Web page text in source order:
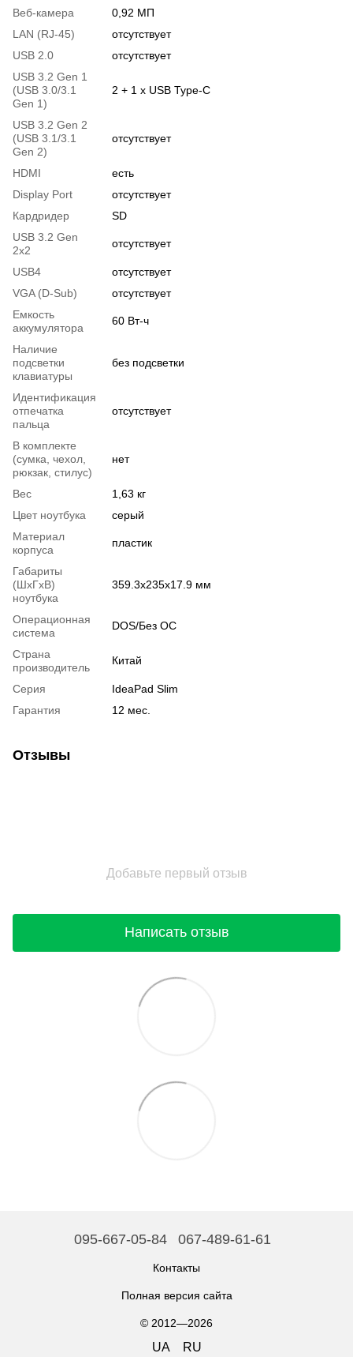
Веб-камера
0,92 МП
LAN (RJ-45)
отсутствует
USB 2.0
отсутствует
USB 3.2 Gen 1
(USB 3.0/3.1
Gen 1)
2 + 1 x USB Type-C
USB 3.2 Gen 2
(USB 3.1/3.1
Gen 2)
отсутствует
HDMI
есть
Display Port
отсутствует
Кардридер
SD
USB 3.2 Gen
2x2
отсутствует
USB4
отсутствует
VGA (D-Sub)
отсутствует
Емкость
аккумулятора
60 Вт-ч
Наличие
подсветки
клавиатуры
без подсветки
Идентификация
отпечатка
пальца
отсутствует
В комплекте
(сумка, чехол,
рюкзак, стилус)
нет
Вес
1,63 кг
Цвет ноутбука
серый
Материал
корпуса
пластик
Габариты
(ШхГхВ)
ноутбука
359.3х235х17.9 мм
Операционная
система
DOS/Без ОС
Страна
производитель
Китай
Серия
IdeaPad Slim
Гарантия
12 мес.
Отзывы
Добавьте первый отзыв
Написать отзыв
095-667-05-84 067-489-61-61
Контакты
Полная версия сайта
© 2012—2026
UA RU